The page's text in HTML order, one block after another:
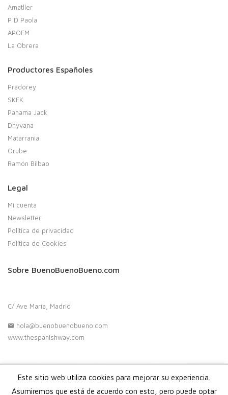
Amatller
P D Paola
APOEM
La Obrera
Productores Españoles
Pradorey
SKFK
Panama Jack
Dhyvana
Matarrania
Orube
Ramón Bilbao
Legal
Mi cuenta
Newsletter
Política de privacidad
Política de Cookies
Sobre BuenoBuenoBueno.com
C/ Ave María, Madrid
hola@buenobuenobueno.com
www.thespanishway.com
Copyright 2020. Buenobuenobueno.com - Todos los derechos
reservados
Este sitio web utiliza cookies para mejorar su experiencia.
Asumiremos que está de acuerdo con esto, pero puede optar